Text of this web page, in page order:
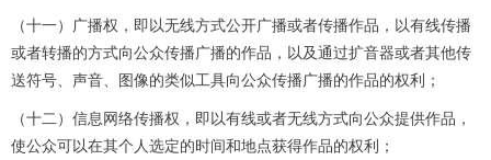
（十一）广播权，即以无线方式公开广播或者传播作品，以有线传播
或者转播的方式向公众传播广播的作品，以及通过扩音器或者其他传
送符号、声音、图像的类似工具向公众传播广播的作品的权利；
（十二）信息网络传播权，即以有线或者无线方式向公众提供作品，
使公众可以在其个人选定的时间和地点获得作品的权利；